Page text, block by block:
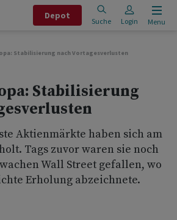
Depot
Suche Login Menu
Stabilisierung nach Vortagesverlusten
Stabilisierung
Aktienmärkte haben sich am
Tags zuvor waren sie noch
Wall Street gefallen, wo
Erholung abzeichnete.